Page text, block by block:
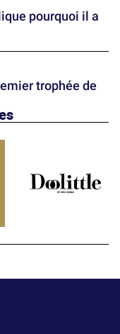
pourquoi il a
trophée de